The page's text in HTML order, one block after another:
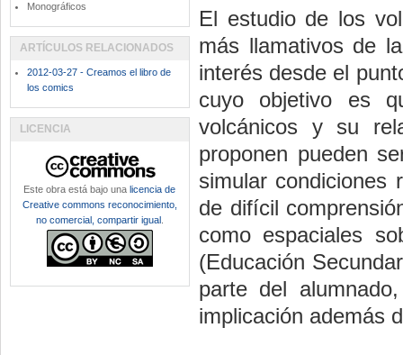
El estudio de los
más llamativos de
interés desde el
cuyo objetivo es
volcánicos y su
proponen pueden
simular condiciones
de difícil
como espaciales
(Educación
parte del
implicación además
Monográficos
ARTÍCULOS RELACIONADOS
2012-03-27 - Creamos el libro de
los comics
LICENCIA
Este obra está bajo unalicencia de
Creative commons reconocimiento,
no comercial, compartir igual